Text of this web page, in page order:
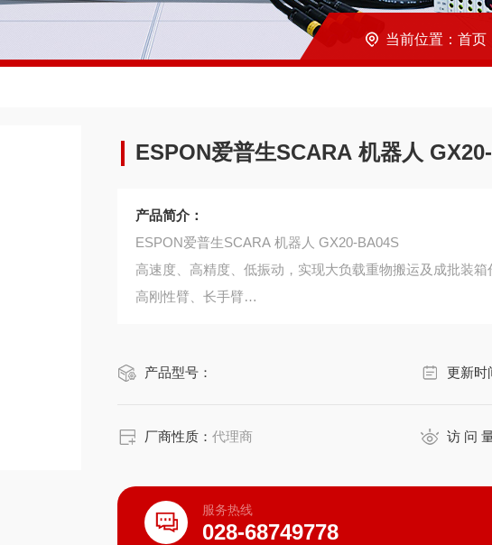
当前位置： 首页
ESPON爱普生SCARA 机器人
产品简介：
ESPON爱普生SCARA 机器人 GX20-BA04S
高速度、高精度、低振动，实现大负载重物搬运及成批装箱
高刚性臂、长手臂
可选轴臂长：850mm、1000mm
产品型号： 更新时
厂商性质：代理商 访 问
服务热线
028-68749778